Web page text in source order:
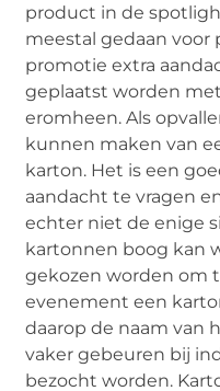
product in de
meestal gedaan
promotie extra
geplaatst worden
eromheen. Als
kunnen maken van
karton. Het is een
aandacht te vragen
echter niet de enige
kartonnen boog kan
gekozen worden om
evenement een
daarop de naam van
vaker gebeuren bij
bezocht worden.